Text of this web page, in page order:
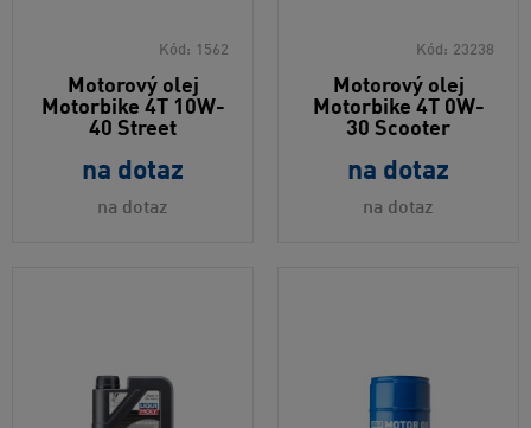
Kód: 1562
Motorový olej
Motorbike 4T 10W-
40 Street
na dotaz
na dotaz
Kód: 23238
Motorový olej
Motorbike 4T 0W-
30 Scooter
na dotaz
na dotaz